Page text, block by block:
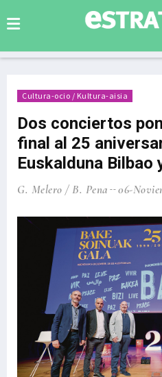
Cultura-ocio / Kultura-aisia
Dos conciertos
final al 25
Euskalduna Bilbao
G. Melero / B. Pena 06-